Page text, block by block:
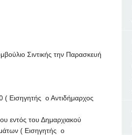
Σιντικής την Παρασκευή
ο Αντιδήμαρχος
του Δημαρχιακού
( Εισηγητής ο